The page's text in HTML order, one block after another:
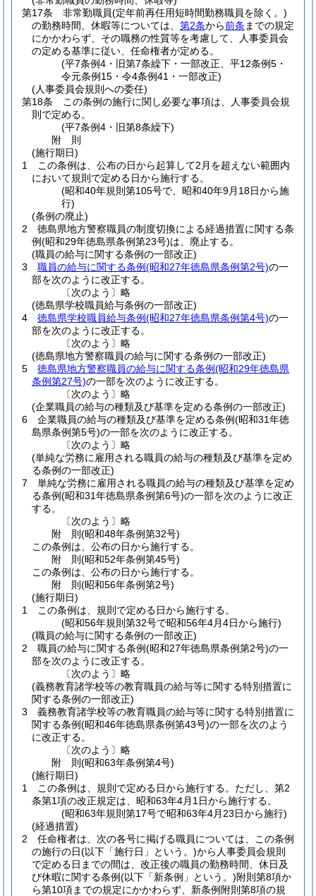
第17条
非常勤職員(定年前再任用短時間勤務職員を除く。)
の勤務時間、休暇等については、 第2条から前条 までの規定
にかかわらず、その職務の性質等を考慮して、人事委員会
の定める基準に従い、任命権者が定める。
(平7条例4・旧第7条繰下・一部改正、平12条例5・
令元条例15・令4条例41・一部改正)
(人事委員会規則への委任)
第18条
この条例の施行に関し必要な事項は、人事委員会規
則で定める。
(平7条例4・旧第8条繰下)
附 則
(施行期日)
1
この条例は、公布の日から起算して2月を超えない範囲内
において規則で定める日から施行する。
(昭和40年規則第105号で、昭和40年9月18日から施
行)
(条例の廃止)
2
徳島県地方警察職員の制度切換による経過措置に関する条
例(昭和29年徳島県条例第23号)は、廃止する。
(職員の給与に関する条例の一部改正)
3
職員の給与に関する条例(昭和27年徳島県条例第2号)の一
部を次のように改正する。
〔次のよう〕略
(徳島県学校職員給与条例の一部改正)
4
徳島県学校職員給与条例(昭和27年徳島県条例第4号)の一
部を次のように改正する。
〔次のよう〕略
(徳島県地方警察職員の給与に関する条例の一部改正)
5
徳島県地方警察職員の給与に関する条例(昭和29年徳島県
条例第27号)の一部を次のように改正する。
〔次のよう〕略
(企業職員の給与の種類及び基準を定める条例の一部改正)
6
企業職員の給与の種類及び基準を定める条例(昭和31年徳
島県条例第5号)の一部を次のように改正する。
〔次のよう〕略
(単純な労務に雇用される職員の給与の種類及び基準を定め
る条例の一部改正)
7
単純な労務に雇用される職員の給与の種類及び基準を定め
る条例(昭和31年徳島県条例第6号)の一部を次のように改正
する。
〔次のよう〕略
附 則(昭和48年条例第32号)
この条例は、公布の日から施行する。
附 則(昭和52年条例第45号)
この条例は、公布の日から施行する。
附 則(昭和56年条例第2号)
(施行期日)
1
この条例は、規則で定める日から施行する。
(昭和56年規則第32号で昭和56年4月4日から施行)
(職員の給与に関する条例の一部改正)
2
職員の給与に関する条例(昭和27年徳島県条例第2号)の一
部を次のように改正する。
〔次のよう〕略
(義務教育諸学校等の教育職員の給与等に関する特別措置に
関する条例の一部改正)
3
義務教育諸学校等の教育職員の給与等に関する特別措置に
関する条例(昭和46年徳島県条例第43号)の一部を次のよう
に改正する。
〔次のよう〕略
附 則(昭和63年条例第4号)
(施行期日)
1
この条例は、規則で定める日から施行する。 ただし、第2
条第1項の改正規定は、昭和63年4月1日から施行する。
(昭和63年規則第17号で昭和63年4月23日から施行)
(経過措置)
2
任命権者は、次の各号に掲げる職員については、この条例
の施行の日(以下「施行日」という。)から人事委員会規則
で定める日までの間は、改正後の職員の勤務時間、休日及
び休暇に関する条例(以下「新条例」という。)附則第8項か
ら第10項までの規定にかかわらず、新条例附則第8項の規